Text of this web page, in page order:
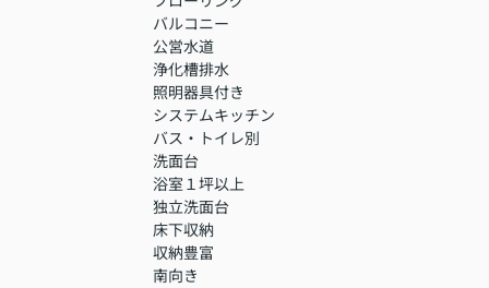
バルコニー
公営水道
浄化槽排水
照明器具付き
システムキッチン
バス・トイレ別
洗面台
浴室１坪以上
独立洗面台
床下収納
収納豊富
南向き